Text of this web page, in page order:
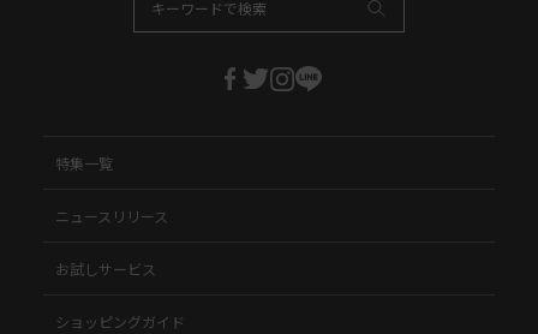
特集一覧
ニュースリリース
お試しサービス
ショッピングガイド